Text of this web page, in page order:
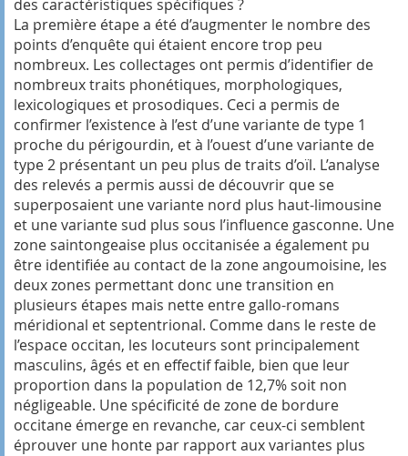
des caractéristiques spécifiques ?
La première étape a été d’augmenter le nombre des
points d’enquête qui étaient encore trop peu
nombreux. Les collectages ont permis d’identifier de
nombreux traits phonétiques, morphologiques,
lexicologiques et prosodiques. Ceci a permis de
confirmer l’existence à l’est d’une variante de type 1
proche du périgourdin, et à l’ouest d’une variante de
type 2 présentant un peu plus de traits d’oïl. L’analyse
des relevés a permis aussi de découvrir que se
superposaient une variante nord plus haut-limousine
et une variante sud plus sous l’influence gasconne. Une
zone saintongeaise plus occitanisée a également pu
être identifiée au contact de la zone angoumoisine, les
deux zones permettant donc une transition en
plusieurs étapes mais nette entre gallo-romans
méridional et septentrional. Comme dans le reste de
l’espace occitan, les locuteurs sont principalement
masculins, âgés et en effectif faible, bien que leur
proportion dans la population de 12,7% soit non
négligeable. Une spécificité de zone de bordure
occitane émerge en revanche, car ceux-ci semblent
éprouver une honte par rapport aux variantes plus